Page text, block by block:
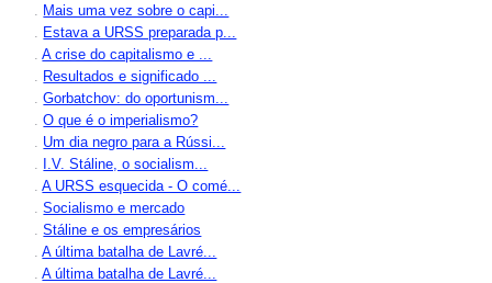
Mais uma vez sobre o capi...
Estava a URSS preparada p...
.A crise do capitalismo e ...
Resultados e significado ...
.Gorbatchov: do oportunism...
.O que é o imperialismo?
Um dia negro para a Rússi...
I.V. Stáline, o socialism...
.A URSS esquecida - O comé...
.Socialismo e mercado
.Stáline e os empresários
.A última batalha de Lavré...
.A última batalha de Lavré...